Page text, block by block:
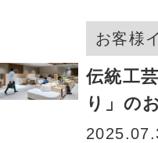
お客様
伝統工
り」の
ラウン